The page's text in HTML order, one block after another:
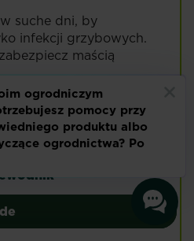
suche dni, by
infekcji grzybowych.
maścią
po każdym
drzew
– kompletny
więcej
Przycinanie drzew